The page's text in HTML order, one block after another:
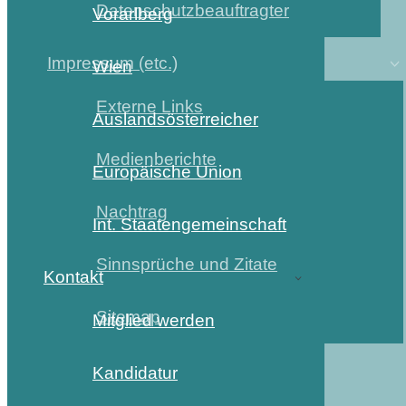
Datenschutzbeauftragter
Impressum (etc.)
Externe Links
Medienberichte
Nachtrag
Sinnsprüche und Zitate
Sitemap
Vorarlberg
Wien
Auslandsösterreicher
Europäische Union
Int. Staatengemeinschaft
Kontakt
Mitglied werden
Kandidatur